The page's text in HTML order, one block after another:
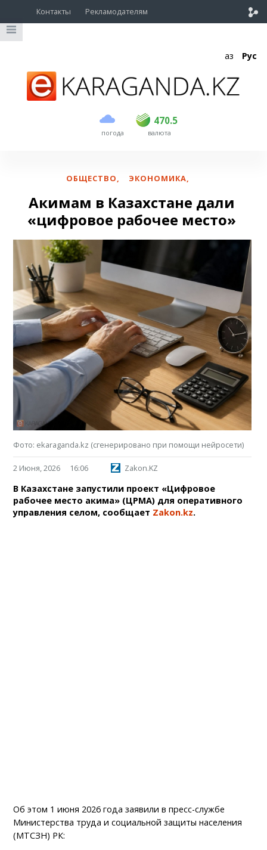
Контакты Рекламодателям
Қаз Рус
погода
470.5
USD 469 470.5
EUR валюта
ОБЩЕСТВО, ЭКОНОМИКА,
Акимам в Казахстане дали
«цифровое рабочее место»
Фото: ekaraganda.kz (сгенерировано при помощи нейросети)
2 Июня, 2026 16:06 Zakon.KZ
В Казахстане запустили проект «Цифровое
рабочее место акима» (ЦРМА) для оперативного
управления селом, сообщает Zakon.kz.
Об этом 1 июня 2026 года заявили в пресс-службе
Министерства труда и социальной защиты населения
(МТСЗН) РК: